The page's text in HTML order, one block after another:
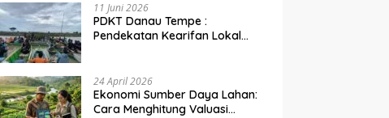
11 Juni 2026
PDKT Danau Tempe :
Pendekatan Kearifan Lokal
24 April 2026
Ekonomi Sumber Daya Lahan:
Cara Menghitung Valuasi